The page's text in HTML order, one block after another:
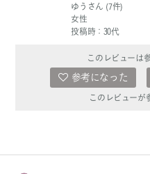
ゆうさん (7件)
女性
投稿時：30代
このレビューは
参考になった
このレビューが